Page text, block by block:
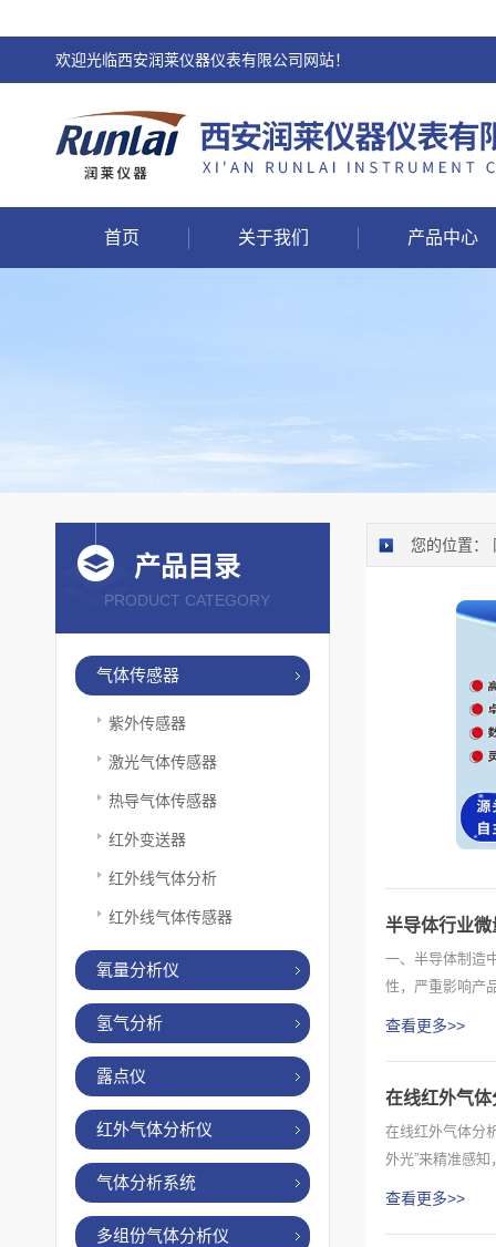
欢迎光临西安润莱仪器仪表有限公司网站！
首页 关于我们 产品中心
产品目录
PRODUCT CATEGORY
气体传感器
紫外传感器
激光气体传感器
热导气体传感器
红外变送器
红外线气体分析
红外线气体传感器
氧量分析仪
氢气分析
露点仪
红外气体分析仪
气体分析系统
多组份气体分析仪
您的位置：
半导体行业
一、半导体制造
性，严重影响产
著损害...
查看更多>>
在线红外气
在线红外气体分
外光”来精准感
分...
查看更多>>